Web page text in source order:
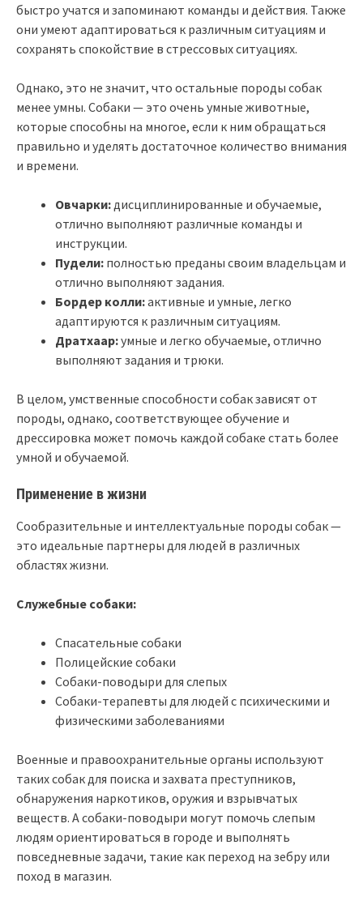
быстро учатся и запоминают команды и действия. Также
они умеют адаптироваться к различным ситуациям и
сохранять спокойствие в стрессовых ситуациях.
Однако, это не значит, что остальные породы собак
менее умны. Собаки — это очень умные животные,
которые способны на многое, если к ним обращаться
правильно и уделять достаточное количество внимания
и времени.
Овчарки: дисциплинированные и обучаемые,
отлично выполняют различные команды и
инструкции.
Пудели: полностью преданы своим владельцам и
отлично выполняют задания.
Бордер колли:активные и умные, легко
адаптируются к различным ситуациям.
Дратхаар:умные и легко обучаемые, отлично
выполняют задания и трюки.
В целом, умственные способности собак зависят от
породы, однако, соответствующее обучение и
дрессировка может помочь каждой собаке стать более
умной и обучаемой.
Применение в жизни
Сообразительные и интеллектуальные породы собак —
это идеальные партнеры для людей в различных
областях жизни.
Служебные собаки:
Спасательные собаки
Полицейские собаки
Собаки-поводыри для слепых
Собаки-терапевты для людей с психическими и
физическими заболеваниями
Военные и правоохранительные органы используют
таких собак для поиска и захвата преступников,
обнаружения наркотиков, оружия и взрывчатых
веществ. А собаки-поводыри могут помочь слепым
людям ориентироваться в городе и выполнять
повседневные задачи, такие как переход на зебру или
поход в магазин.